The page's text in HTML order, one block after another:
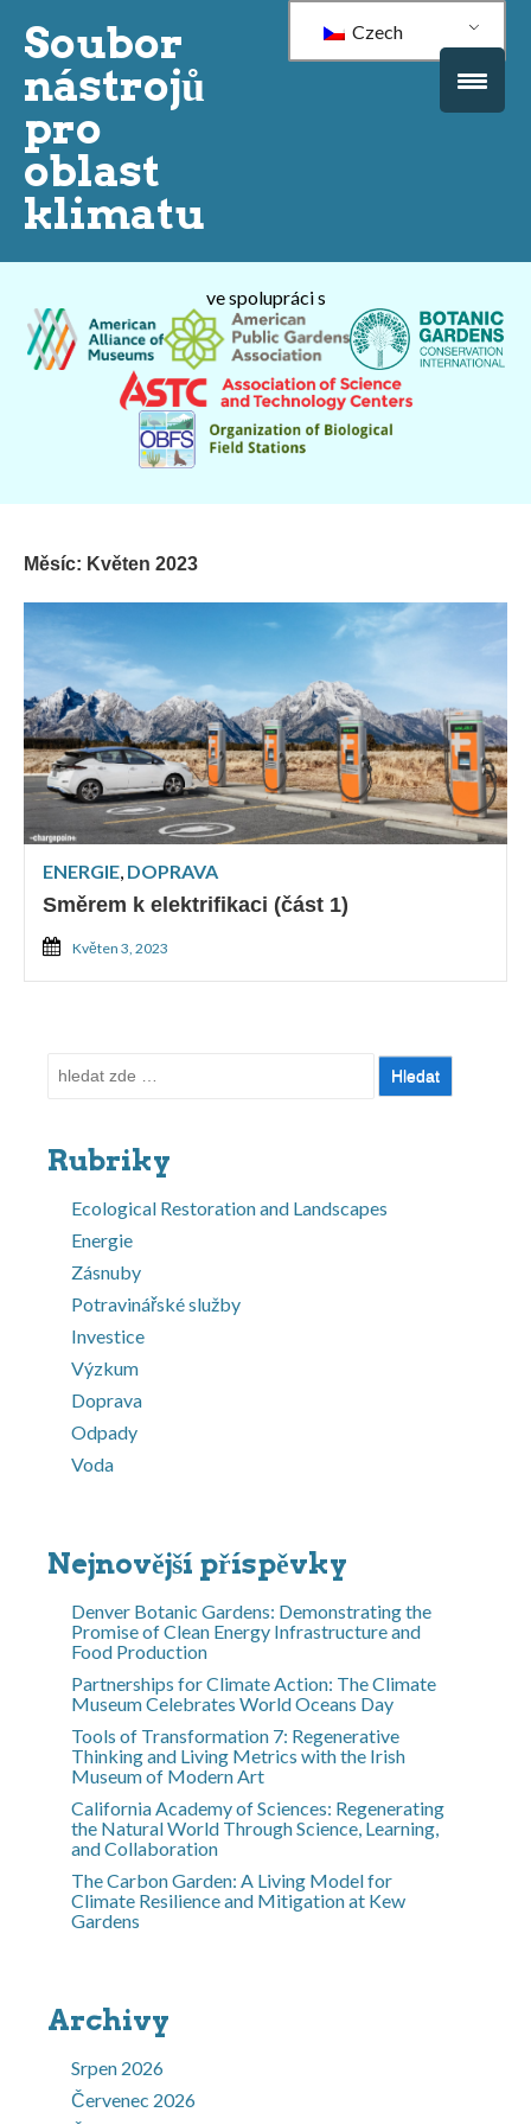
Soubor
nástrojů
pro
oblast
klimatu
Czech
ve spolupráci s
Měsíc: Květen 2023
ENERGIE, DOPRAVA
Směrem k elektrifikaci (část 1)
Květen 3, 2023
Hledat:
Rubriky
Ecological Restoration and Landscapes
Energie
Zásnuby
Potravinářské služby
Investice
Výzkum
Doprava
Odpady
Voda
Nejnovější příspěvky
Denver Botanic Gardens: Demonstrating the
Promise of Clean Energy Infrastructure and
Food Production
Partnerships for Climate Action: The Climate
Museum Celebrates World Oceans Day
Tools of Transformation 7: Regenerative
Thinking and Living Metrics with the Irish
Museum of Modern Art
California Academy of Sciences: Regenerating
the Natural World Through Science, Learning,
and Collaboration
The Carbon Garden: A Living Model for
Climate Resilience and Mitigation at Kew
Gardens
Archivy
Srpen 2026
Červenec 2026